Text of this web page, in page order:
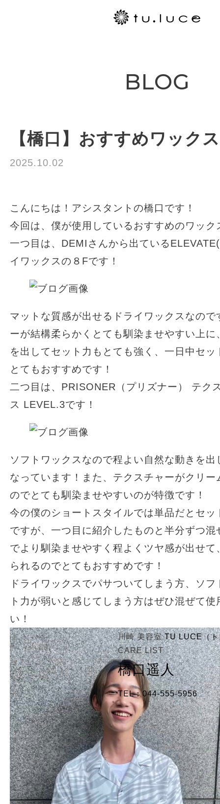
BLOG
【橋口】おすすめワックス
2025.10.02
こんにちは！アシスタントの橋口です！
今回は、僕が使用しているおすすめのワック
一つ目は、DEMIさんから出ている
イワックスの８Fです！
マットな質感が出せるドライワックスなので
ーが結構柔らかくとても馴染ませやすい上に
を出してセット力もとても強く、一日中セ
とてもおすすめです！
二つ目は、PRISONER（プリズナー） テク
ス LEVEL.3です！
ソフトワックスなので程よい自然な動きを
なっています！また、テクスチャーがクリー
のでとても馴染ませやすいのが特徴です！
今の僕のショートスタイルでは単品だとセッ
ですが、一つ目に紹介したものと半分ずつ混
でより馴染ませやすく程よくツヤ感が出せて
られるのでとてもおすすめです！
ドライワックスでパサついてしまう方、ソ
ト力が弱いと感じてしまう方はぜひ混ぜて
い！
川崎 美容室TU LUCE（
CARE LIST
橋口遥人
TEL：044-555-5956